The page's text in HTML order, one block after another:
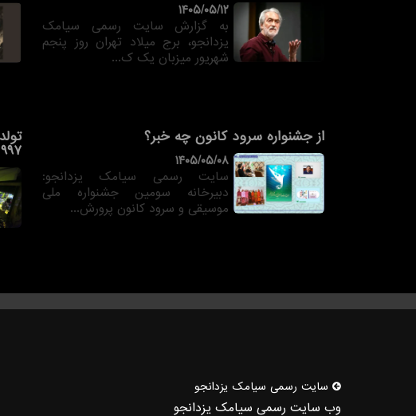
۱۴۰۵/۰۵/۱۲
به گزارش سایت رسمی سیامک
یزدانجو، برج میلاد تهران روز پنجم
شهریور میزبان یک ک...
از جشنواره سرود کانون چه خبر؟
۱۴۰۵/۰۵/۰۸
سایت رسمی سیامک یزدانجو:
دبیرخانه سومین جشنواره ملی
موسیقی و سرود کانون پرورش...
۱۹۹۷ را منتشر
سایت رسمی سیامك یزدانجو
وب سایت رسمی سیامک یزدانجو